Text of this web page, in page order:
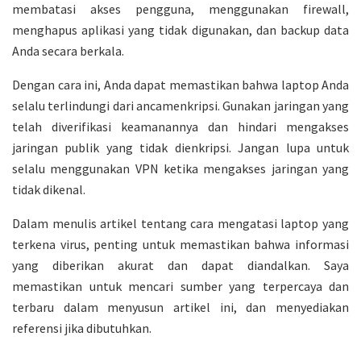
membatasi akses pengguna, menggunakan firewall,
menghapus aplikasi yang tidak digunakan, dan backup data
Anda secara berkala.
Dengan cara ini, Anda dapat memastikan bahwa laptop Anda
selalu terlindungi dari ancamenkripsi. Gunakan jaringan yang
telah diverifikasi keamanannya dan hindari mengakses
jaringan publik yang tidak dienkripsi. Jangan lupa untuk
selalu menggunakan VPN ketika mengakses jaringan yang
tidak dikenal.
Dalam menulis artikel tentang cara mengatasi laptop yang
terkena virus, penting untuk memastikan bahwa informasi
yang diberikan akurat dan dapat diandalkan. Saya
memastikan untuk mencari sumber yang terpercaya dan
terbaru dalam menyusun artikel ini, dan menyediakan
referensi jika dibutuhkan.